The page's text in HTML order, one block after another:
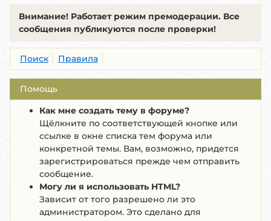
Внимание! Работает режим премодерации. Все
сообщения публикуются после проверки!
Поиск Правила
Помощь
Как мне создать тему в форуме?
Щёлкните по соответствующей кнопке или
ссылке в окне списка тем форума или
конкретной темы. Вам, возможно, придется
зарегистрироваться прежде чем отправить
сообщение.
Могу ли я использовать HTML?
Зависит от того разрешено ли это
администратором. Это сделано для